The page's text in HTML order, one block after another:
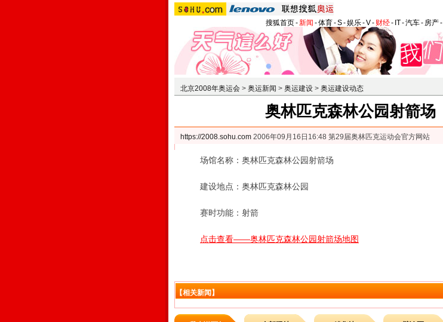
搜狐首页-新闻 -体育-S-娱乐-V- 财经- IT-汽车- 房产-
北京2008年奥运会 > 奥运新闻 > 奥运建设 > 奥运建设动态
奥林匹克森林公园射箭场
https://2008.sohu.com 2006年09月16日16:48 第29届奥林匹克运动会官方网站
场馆名称：奥林匹克森林公园射箭场
建设地点：奥林匹克森林公园
赛时功能：射箭
点击查看——奥林匹克森林公园射箭场地图
【相关新闻】